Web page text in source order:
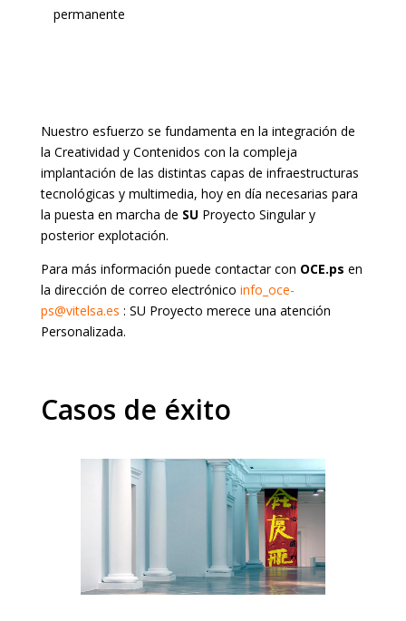
permanente
Nuestro esfuerzo se fundamenta en la integración de
la Creatividad y Contenidos con la compleja
implantación de las distintas capas de infraestructuras
tecnológicas y multimedia, hoy en día necesarias para
la puesta en marcha de SUProyecto Singular y
posterior explotación.
Para más información puede contactar con OCE.ps en
la dirección de correo electrónico info_oce-
ps@vitelsa.es : SU Proyecto merece una atención
Personalizada.
Casos de éxito